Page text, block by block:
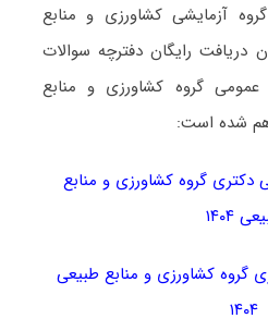
آزمایشی کشاورزی و منابع
رایگان دفترچه سوالات
گروه کشاورزی و منابع
شده است:
دکتری گروه کشاورزی و منابع
۱۴۰۴
گروه کشاورزی و منابع طبیعی
۱۴۰۴